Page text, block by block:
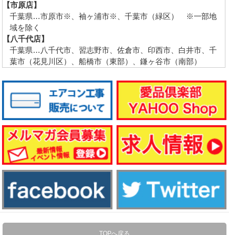
【市原店】
千葉県…市原市※、袖ヶ浦市※、千葉市（緑区） ※一部地
域を除く
【八千代店】
千葉県…八千代市、習志野市、佐倉市、印西市、白井市、千
葉市（花見川区）、船橋市（東部）、鎌ヶ谷市（南部）
TOPへ戻る